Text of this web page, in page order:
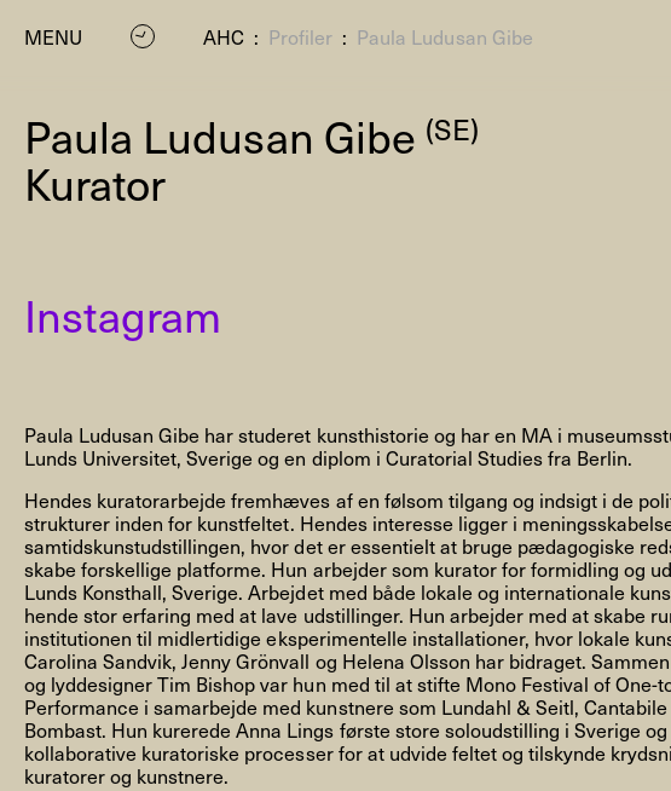
MENU AHC : Profiler : Paula Ludusan Gibe
Residencies &
NYHEDSBREV
Paula Ludusan Gibe (SE)
Kurator
Instagram
Paula Ludusan Gibe har studeret kunsthistorie og har en MA i
Lunds Universitet, Sverige og en diplom i Curatorial Studies fra Berlin.
Hendes kuratorarbejde fremhæves af en følsom tilgang og indsigt i de
strukturer inden for kunstfeltet. Hendes interesse ligger i
samtidskunstudstillingen, hvor det er essentielt at bruge pædagogiske
skabe forskellige platforme. Hun arbejder som kurator for formidling og
Lunds Konsthall, Sverige. Arbejdet med både lokale og internationale
hende stor erfaring med at lave udstillinger. Hun arbejder med at skabe
institutionen til midlertidige eksperimentelle installationer, hvor lokale
Carolina Sandvik, Jenny Grönvall og Helena Olsson har bidraget.
og lyddesigner Tim Bishop var hun med til at stifte Mono Festival of One-
Performance i samarbejde med kunstnere som Lundahl & Seitl,
Bombast. Hun kurerede Anna Lings første store soloudstilling i Sverige
kollaborative kuratoriske processer for at udvide feltet og tilskynde
kuratorer og kunstnere.